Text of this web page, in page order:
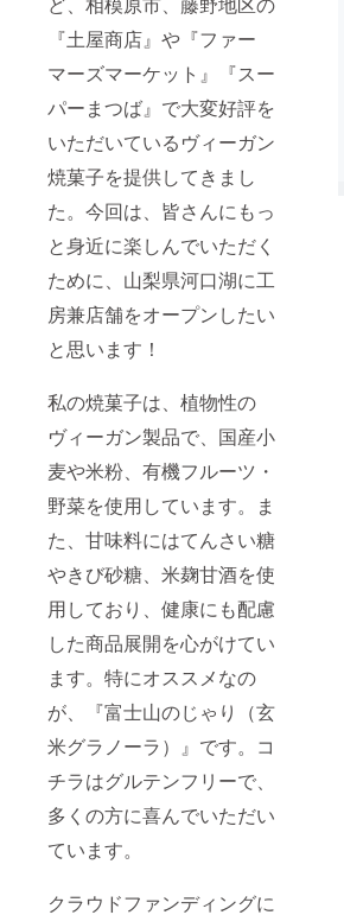
『土屋商店』や『ファー
マーズマーケット』『スー
パーまつば』で大変好評を
いただいているヴィーガン
焼菓子を提供してきまし
た。今回は、皆さんにもっ
と身近に楽しんでいただく
ために、山梨県河口湖に工
房兼店舗をオープンしたい
と思います！
私の焼菓子は、植物性の
ヴィーガン製品で、国産小
麦や米粉、有機フルーツ・
野菜を使用しています。ま
た、甘味料にはてんさい糖
やきび砂糖、米麹甘酒を使
用しており、健康にも配慮
した商品展開を心がけてい
ます。特にオススメなの
が、『富士山のじゃり（玄
米グラノーラ）』です。コ
チラはグルテンフリーで、
多くの方に喜んでいただい
ています。
クラウドファンディングに